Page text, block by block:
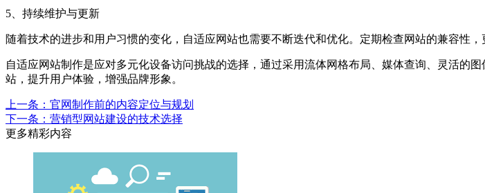
5、持续维护与更新
随着技术的进步和用户习惯的变化，自适应网站也需要不断迭代和优化。定期检查网站的兼容性
自适应网站制作是应对多元化设备访问挑战的选择，通过采用流体网格布局、媒体查询、灵活的
站，提升用户体验，增强品牌形象。
上一条：官网制作前的内容定位与规划
下一条：营销型网站建设的技术选择
更多精彩内容